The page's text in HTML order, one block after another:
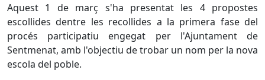
Aquest 1 de març s'ha presentat les 4 propostes
escollides dentre les recollides a la primera fase del
procés participatiu engegat per l'Ajuntament de
Sentmenat, amb l'objectiu de trobar un nom per la nova
escola del poble.